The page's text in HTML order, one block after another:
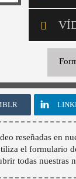
reseñadas en
el formulario
todas nuestras